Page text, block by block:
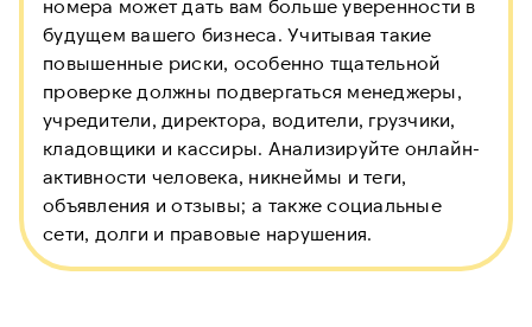
номера может дать вам больше уверенности в
будущем вашего бизнеса. Учитывая такие
повышенные риски, особенно тщательной
проверке должны подвергаться менеджеры,
учредители, директора, водители, грузчики,
кладовщики и кассиры. Анализируйте онлайн-
активности человека, никнеймы и теги,
объявления и отзывы; а также социальные
сети, долги и правовые нарушения.